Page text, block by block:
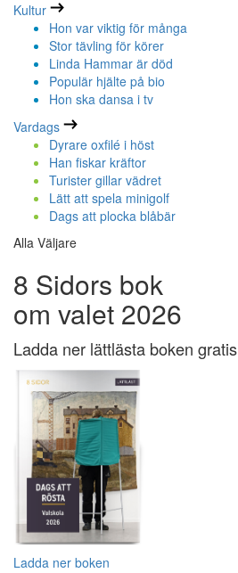
Kultur
Hon var viktig för många
Stor tävling för körer
Linda Hammar är död
Populär hjälte på bio
Hon ska dansa i tv
Vardags
Dyrare oxfilé i höst
Han fiskar kräftor
Turister gillar vädret
Lätt att spela minigolf
Dags att plocka blåbär
Alla Väljare
8 Sidors bok
om valet 2026
Ladda ner lättlästa boken gratis
Ladda ner boken